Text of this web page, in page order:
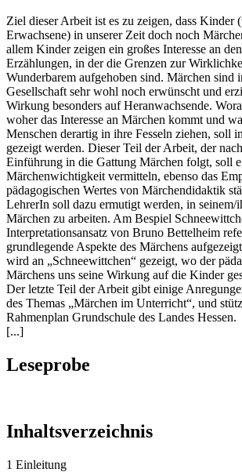
Ziel dieser Arbeit ist es zu zeigen, dass Kinder
Erwachsene) in unserer Zeit doch noch
allem Kinder zeigen ein großes Interesse an
Erzählungen, in der die Grenzen zur
Wunderbarem aufgehoben sind. Märchen sind
Gesellschaft sehr wohl noch erwünscht und
Wirkung besonders auf Heranwachsende.
woher das Interesse an Märchen kommt und
Menschen derartig in ihre Fesseln ziehen, soll
gezeigt werden. Dieser Teil der Arbeit, der
Einführung in die Gattung Märchen folgt, soll
Märchenwichtigkeit vermitteln, ebenso das
pädagogischen Wertes von Märchendidaktik
LehrerIn soll dazu ermutigt werden, in
Märchen zu arbeiten. Am Bespiel
Interpretationsansatz von Bruno Bettelheim
grundlegende Aspekte des Märchens
wird an „Schneewittchen“ gezeigt, wo der
Märchens uns seine Wirkung auf die Kinder
Der letzte Teil der Arbeit gibt einige
des Themas „Märchen im Unterricht“, und
Rahmenplan Grundschule des Landes Hessen.
[...]
Leseprobe
Inhaltsverzeichnis
1 Einleitung